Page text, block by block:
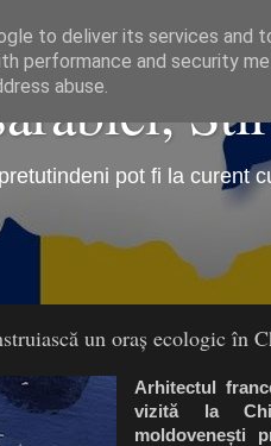
pot fi la curent
un oraș ecologic în
Arhitectul
vizită la
moldovenești
to deliver its services and
performance and security
abuse.